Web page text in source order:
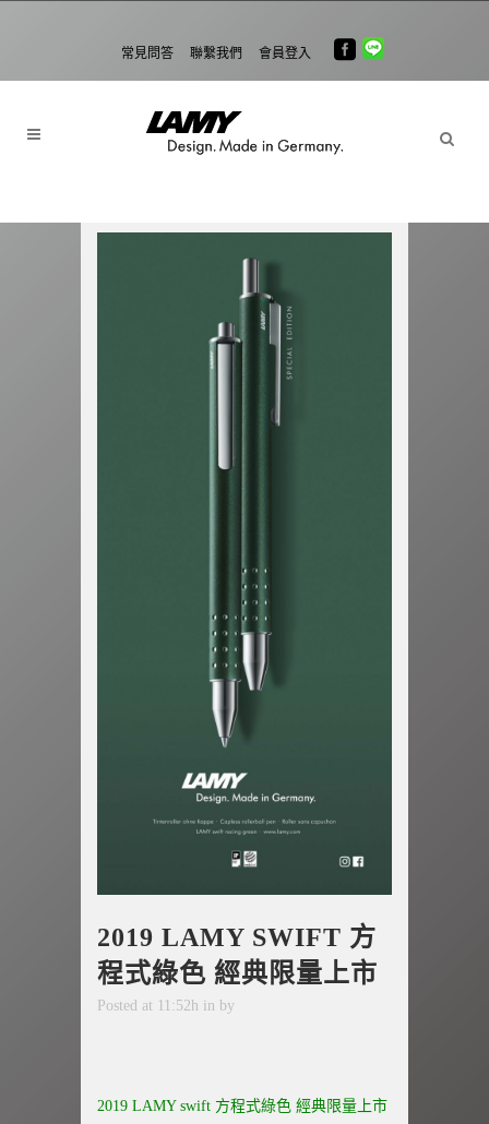
常見問答 聯繫我們 會員登入
2019 LAMY SWIFT 方
程式綠色 經典限量上市
Posted at 11:52h in by
2019 LAMY swift 方程式綠色 經典限量上市